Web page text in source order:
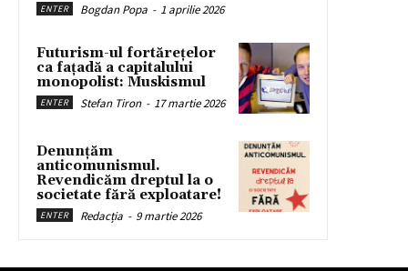
ENTER Bogdan Popa - 1 aprilie 2026
Futurism-ul fortărețelor
ca fațadă a capitalului
monopolist: Muskismul
ENTER Stefan Tiron - 17 martie 2026
Denunțăm
anticomunismul.
Revendicăm dreptul la o
societate fără exploatare!
ENTER Redacția - 9 martie 2026